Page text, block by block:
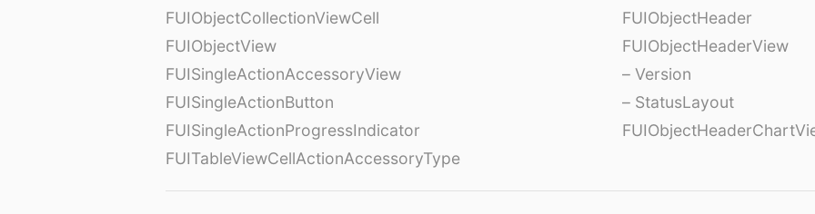
FUIObjectCollectionViewCell
FUIObjectView
FUISingleActionAccessoryView
FUISingleActionButton
FUISingleActionProgressIndicator
FUITableViewCellActionAccessoryType
FUIObjectHeader
FUIObjectHeaderView
– Version
– StatusLayout